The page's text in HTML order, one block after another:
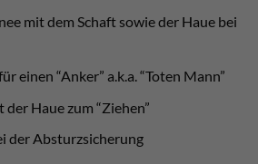
mit dem Schaft sowie der Haue bei
einen “Anker” a.k.a. “Toten Mann”
der Haue zum “Ziehen”
der Absturzsicherung